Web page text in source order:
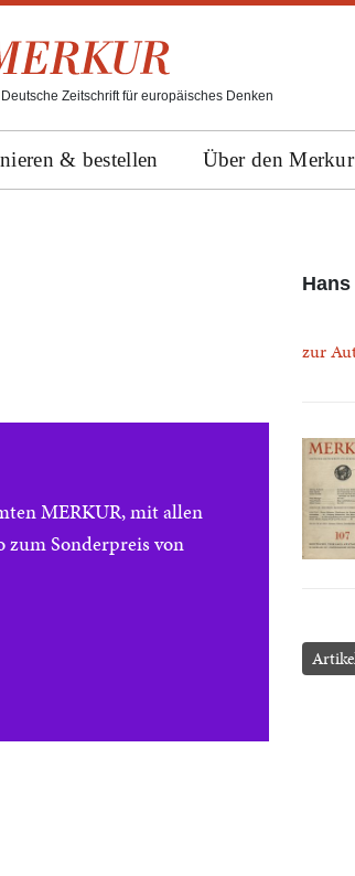
Zeitschrift für europäisches Denken
& bestellen Über den Merkur
MERKUR, mit allen
zum Sonderpreis von
zur